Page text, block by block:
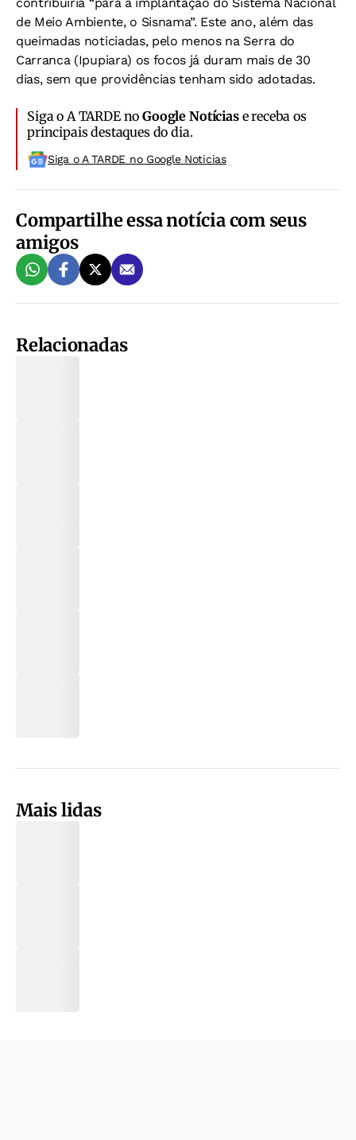
de Meio Ambiente, o Sisnama”. Este ano, além das
queimadas noticiadas, pelo menos na Serra do
Carranca (Ipupiara) os focos já duram mais de 30
dias, sem que providências tenham sido adotadas.
Siga o A TARDE noGoogle Notíciase receba os
principais destaques do dia.
Siga o A TARDE no Google Noticias
Compartilhe essa notícia com seus
amigos
Relacionadas
Mais lidas